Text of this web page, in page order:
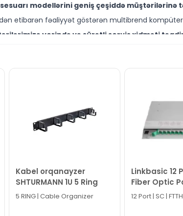
modellərini geniş çeşiddə müştərilərinə
etibarən fəaliyyət göstərən multibrend kompüter
yerində və sürətli servis xidməti
sərfəli qiymətə NƏĞD, KÖÇÜRMƏ həmçinin
hər gün 10:00-19:00 saatlarında aktivdir.
bütün suallarınızı saytımızın canlı dəstək
edə və ya WhatsApp nömrəmizə mesaj
Kabel orqanayzer
SHTURMANN 1U 5 Ring
5 RING | Cable Organizer
Linkbasic 12
Fiber Optic
FPF12-ODF-31
12 Port | SC | FTTH